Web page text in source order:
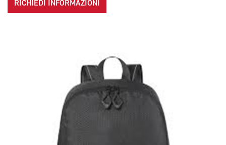
RICHIEDI INFORMAZIONI